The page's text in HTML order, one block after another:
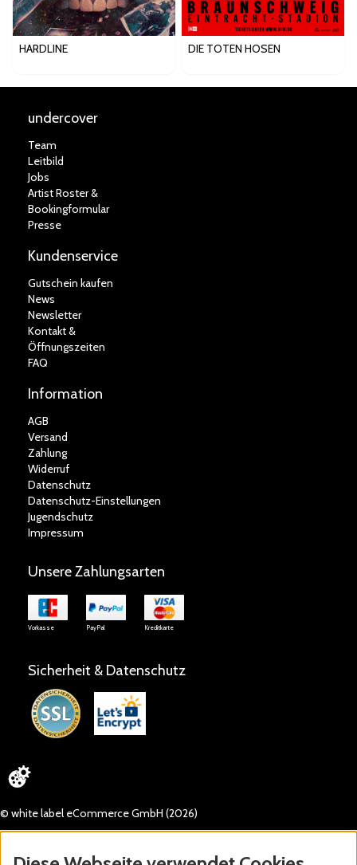
HARDLINE DIE TOTEN HOSEN
undercover
Team
Leitbild
Jobs
Artist Roster &
Bookingformular
Presse
Kundenservice
Gutschein kaufen
News
Newsletter
Kontakt &
Öffnungszeiten
FAQ
Information
AGB
Versand
Zahlung
Widerruf
Datenschutz
Datenschutz-Einstellungen
Jugendschutz
Impressum
Unsere Zahlungsarten
Vorkasse PayPal Kreditkarte
Sicherheit & Datenschutz
© white label eCommerce GmbH (2026)